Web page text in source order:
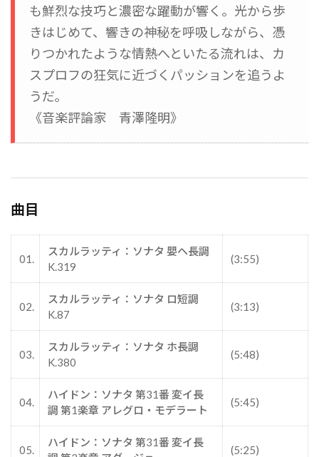
も鮮烈な技巧と濃密な躍動が響く。光から歩
きはじめて、響きの神秘を呼吸しながら、憑
りつかれたような情熱へといたる流れは、カ
スプロフの狂気に近づくパッションを追うよ
うだ。
《音楽評論家 青澤隆明》
曲目
01.
スカルラッティ：ソナタ 嬰ヘ長調
K.319
(3:55)
02.
スカルラッティ：ソナタ ロ短調
K.87
(3:13)
03.
スカルラッティ：ソナタ ホ長調
K.380
(5:48)
04.
ハイドン：ソナタ 第31番 変イ長
調 第1楽章 アレグロ・モデラート
(5:45)
05.
ハイドン：ソナタ 第31番 変イ長
(5:25)